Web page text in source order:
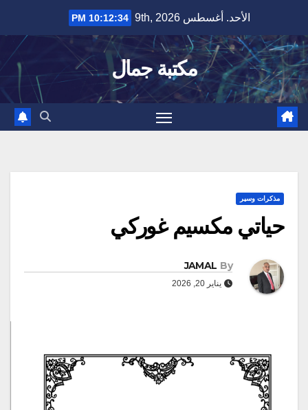
content
الأحد. أغسطس 9th, 2026 10:12:34 PM
مكتبة جمال
مذكرات وسير
حياتي مكسيم غوركي
By
JAMAL
يناير 20, 2026